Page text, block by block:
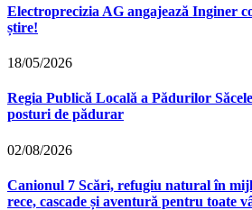
Electroprecizia AG angajează Inginer
știre!
18/05/2026
Regia Publică Locală a Pădurilor
posturi de pădurar
02/08/2026
Canionul 7 Scări, refugiu natural în
rece, cascade și aventură pentru toate